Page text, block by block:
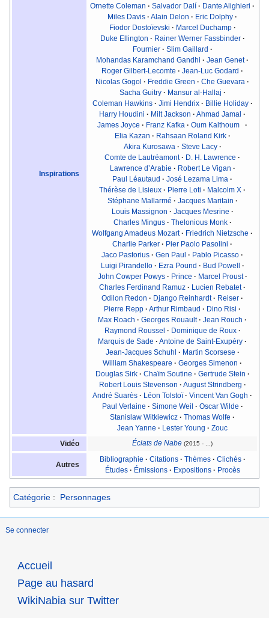
Inspirations
Ornette Coleman · Salvador Dalí · Dante Alighieri ·
Miles Davis · Alain Delon · Eric Dolphy ·
Fiodor Dostoïevski · Marcel Duchamp ·
Duke Ellington · Rainer Werner Fassbinder ·
Fournier · Slim Gaillard ·
Mohandas Karamchand Gandhi · Jean Genet ·
Roger Gilbert-Lecomte · Jean-Luc Godard ·
Nicolas Gogol · Freddie Green · Che Guevara ·
Sacha Guitry · Mansur al-Hallaj ·
Coleman Hawkins · Jimi Hendrix · Billie Holiday ·
Harry Houdini · Milt Jackson · Ahmad Jamal ·
James Joyce · Franz Kafka · Oum Kalthoum
·
Elia Kazan · Rahsaan Roland Kirk ·
Akira Kurosawa · Steve Lacy ·
Comte de Lautréamont · D. H. Lawrence ·
Lawrence d’Arabie · Robert Le Vigan ·
Paul Léautaud · José Lezama Lima ·
Thérèse de Lisieux · Pierre Loti · Malcolm X ·
Stéphane Mallarmé · Jacques Maritain ·
Louis Massignon · Jacques Mesrine ·
Charles Mingus · Thelonious Monk ·
Wolfgang Amadeus Mozart · Friedrich Nietzsche ·
Charlie Parker · Pier Paolo Pasolini ·
Jaco Pastorius · Gen Paul · Pablo Picasso ·
Luigi Pirandello · Ezra Pound · Bud Powell ·
John Cowper Powys · Prince · Marcel Proust ·
Charles Ferdinand Ramuz · Lucien Rebatet ·
Odilon Redon · Django Reinhardt · Reiser ·
Pierre Repp · Arthur Rimbaud · Dino Risi ·
Max Roach · Georges Rouault · Jean Rouch ·
Raymond Roussel · Dominique de Roux ·
Marquis de Sade · Antoine de Saint-Exupéry ·
Jean-Jacques Schuhl · Martin Scorsese ·
William Shakespeare · Georges Simenon ·
Douglas Sirk · Chaïm Soutine · Gertrude Stein ·
Robert Louis Stevenson · August Strindberg ·
André Suarès · Léon Tolstoï · Vincent Van Gogh ·
Paul Verlaine · Simone Weil · Oscar Wilde ·
Stanislaw Witkiewicz · Thomas Wolfe ·
Jean Yanne · Lester Young · Zouc
Vidéo
Éclats de Nabe (2015 - ...)
Autres
Bibliographie · Citations · Thèmes · Clichés ·
Études · Émissions · Expositions · Procès
Catégorie : Personnages
Se connecter
Accueil
Page au hasard
WikiNabia sur Twitter